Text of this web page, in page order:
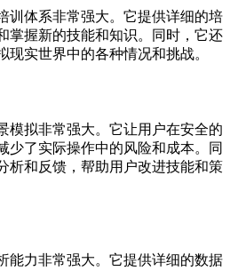
训体系非常强大。它提供详细的培
掌握新的技能和知识。同时，它还
实世界中的各种情况和挑战。
模拟非常强大。它让用户在安全的
少了实际操作中的风险和成本。同
析和反馈，帮助用户改进技能和策
能力非常强大。它提供详细的数据